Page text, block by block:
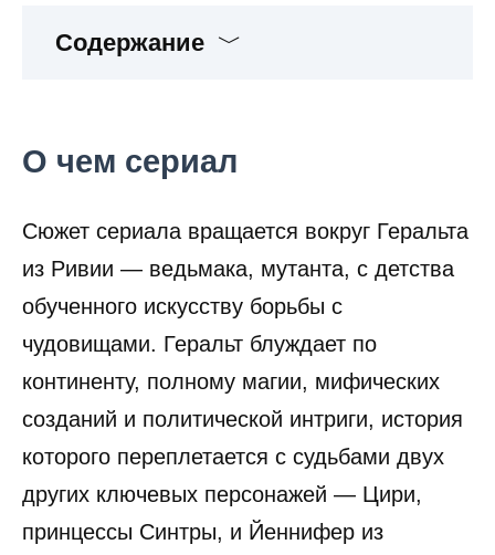
Содержание
О чем сериал
Сюжет сериала вращается вокруг Геральта
из Ривии — ведьмака, мутанта, с детства
обученного искусству борьбы с
чудовищами. Геральт блуждает по
континенту, полному магии, мифических
созданий и политической интриги, история
которого переплетается с судьбами двух
других ключевых персонажей — Цири,
принцессы Синтры, и Йеннифер из